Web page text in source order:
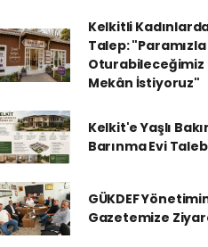
Kelkitli
Talep: "Paramızla
Oturabileceğimiz
Mekân İstiyoruz"
Kelkit'e Yaşlı
Barınma Evi
GÜKDEF
Gazetemize